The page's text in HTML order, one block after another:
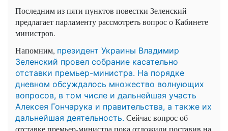
Последним из пяти пунктов повестки Зеленский
предлагает парламенту рассмотреть вопрос о Кабинете
министров.
Напомним, президент Украины Владимир
Зеленский провел собрание касательно
отставки премьер-министра. На порядке
дневном обсуждалось множество волнующих
вопросов, в том числе и дальнейшая участь
Алексея Гончарука и правительства, а также их
дальнейшая деятельность. Сейчас вопрос об
отставке премьер-министра пока отложили поставив на